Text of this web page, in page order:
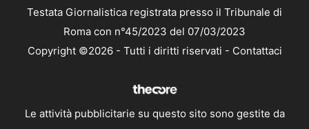
Testata Giornalistica registrata presso il Tribunale di
Roma con n°45/2023 del 07/03/2023
Copyright ©2026 - Tutti i diritti riservati - Contattaci
Le attività pubblicitarie su questo sito sono gestite da